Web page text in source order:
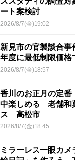
ート案検討
2026/8/7(金)19:02
新見市の官製談合
年度に最低制限価
2026/8/7(金)18:57
香川のお正月の定番
中楽しめる 老舗和
ス 高松市
2026/8/7(金)18:45
ミラーレス一眼カ